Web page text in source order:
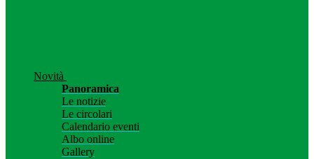
Novità
Panoramica
Le notizie
Le circolari
Calendario eventi
Albo online
Gallery